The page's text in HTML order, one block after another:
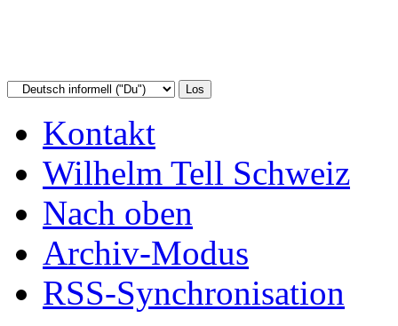
Kontakt
Wilhelm Tell Schweiz
Nach oben
Archiv-Modus
RSS-Synchronisation